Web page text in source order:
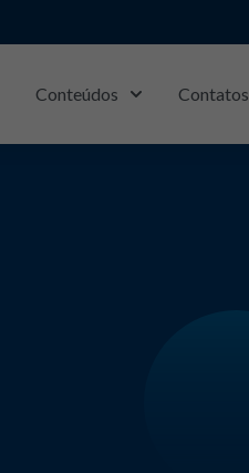
Conteúdos Contatos